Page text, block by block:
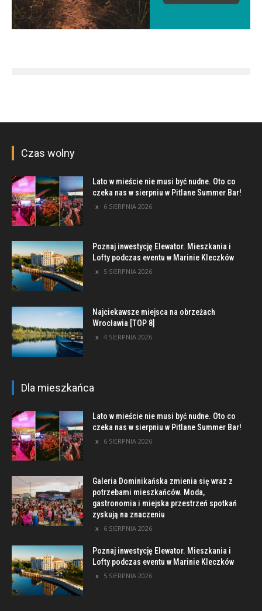
Czas wolny
Lato w mieście nie musi być nudne. Oto co
czeka nas w sierpniu w Pitlane Summer Bar!
6 SIERPNIA 2026
Poznaj inwestycję Elewator. Mieszkania i
Lofty podczas eventu w Marinie Kleczków
5 SIERPNIA 2026
Najciekawsze miejsca na obrzeżach
Wrocławia [TOP 8]
4 SIERPNIA 2026
Dla mieszkańca
Lato w mieście nie musi być nudne. Oto co
czeka nas w sierpniu w Pitlane Summer Bar!
6 SIERPNIA 2026
Galeria Dominikańska zmienia się wraz z
potrzebami mieszkańców. Moda,
gastronomia i miejska przestrzeń spotkań
zyskują na znaczeniu
6 SIERPNIA 2026
Poznaj inwestycję Elewator. Mieszkania i
Lofty podczas eventu w Marinie Kleczków
5 SIERPNIA 2026